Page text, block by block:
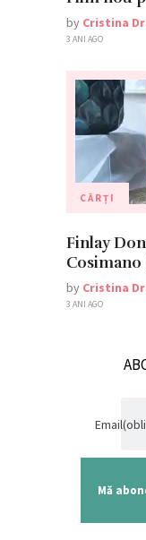
by Cristina
3 ANI AGO
CĂRȚI
Finlay
by Cristina
3 ANI AGO
Email
Mă